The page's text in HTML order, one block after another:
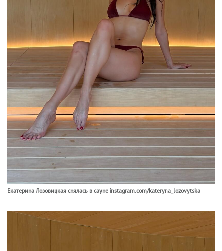
Екатерина Лозовицкая снялась в сауне instagram.com/kateryna_lozovytska